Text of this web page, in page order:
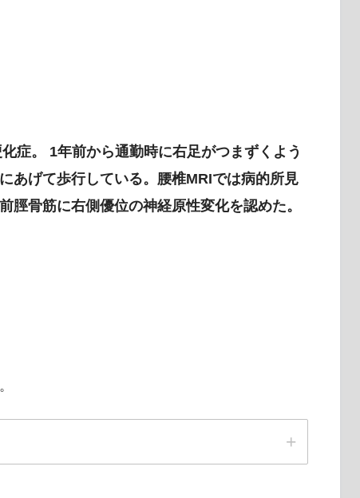
症。 1年前から通勤時に右足がつまずくよう
あげて歩行している。腰椎MRIでは病的所見
脛骨筋に右側優位の神経原性変化を認めた。